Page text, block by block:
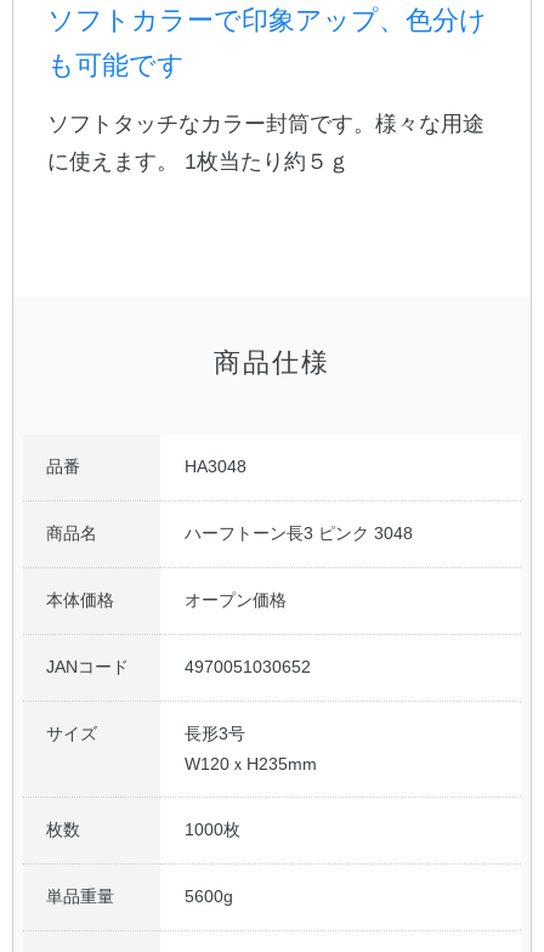
法人のお客様へ
ソフトカラーで印象アップ、色分け
も可能です
ソフトタッチなカラー封筒です。様々な用途
に使えます。 1枚当たり約５ｇ
商品仕様
品番 HA3048
商品名 ハーフトーン長3 ピンク 3048
本体価格 オープン価格
JANコード 4970051030652
サイズ
長形3号
W120ｘH235mm
枚数 1000枚
単品重量 5600g